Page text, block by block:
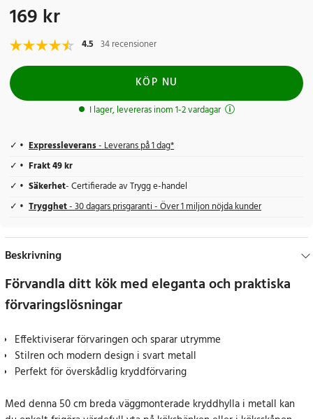
Pris:169 kr
169 kr
4.5 34 recensioner
KÖP NU
I lager, levereras inom 1-2 vardagar
Expressleverans- Leverans på 1 dag*
Frakt 49 kr
Säkerhet- Certifierade av Trygg e-handel
Trygghet- 30 dagars prisgaranti - Över 1 miljon nöjda kunder
Beskrivning
Förvandla ditt kök med eleganta och praktiska
förvaringslösningar
Effektiviserar förvaringen och sparar utrymme
Stilren och modern design i svart metall
Perfekt för överskådlig kryddförvaring
Med denna 50 cm breda väggmonterade kryddhylla i metall kan